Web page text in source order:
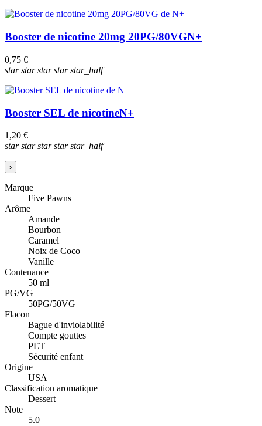
Booster de nicotine 20mg 20PG/80VGN+
0,75 €
starstarstarstarstar_half
Booster SEL de nicotineN+
1,20 €
starstarstarstarstar_half
›
Marque
Five Pawns
Arôme
Amande
Bourbon
Caramel
Noix de Coco
Vanille
Contenance
50 ml
PG/VG
50PG/50VG
Flacon
Bague d'inviolabilité
Compte gouttes
PET
Sécurité enfant
Origine
USA
Classification aromatique
Dessert
Note
5.0